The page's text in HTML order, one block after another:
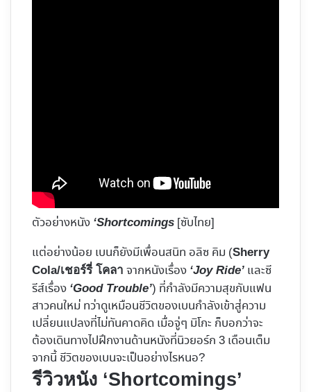
ตัวอย่างหนัง ‘Shortcomings [ซับไทย]
แต่อย่างน้อย เบนก็ยังมีเพื่อนสนิท อลิซ คิม (Sherry
Cola/เชอร์รี่ โคลา จากหนังเรื่อง ‘Joy Ride’ และซี
รีส์เรื่อง ‘Good Trouble’) ที่กำลังมีความสุขกับแฟน
สาวคนใหม่ ทว่าดูเหมือนชีวิตของเบนกำลังเข้าสู่ความ
เปลี่ยนแปลงที่ไม่ทันคาดคิด เมื่อจู่ๆ มิโกะ ก็บอกว่าจะ
ต้องเดินทางไปฝึกงานด้านหนังที่นิวยอร์ก 3 เดือนเต็ม
จากนี้ ชีวิตของเบนจะเป็นอย่างไรหนอ?
รีวิวหนัง ‘Shortcomings’